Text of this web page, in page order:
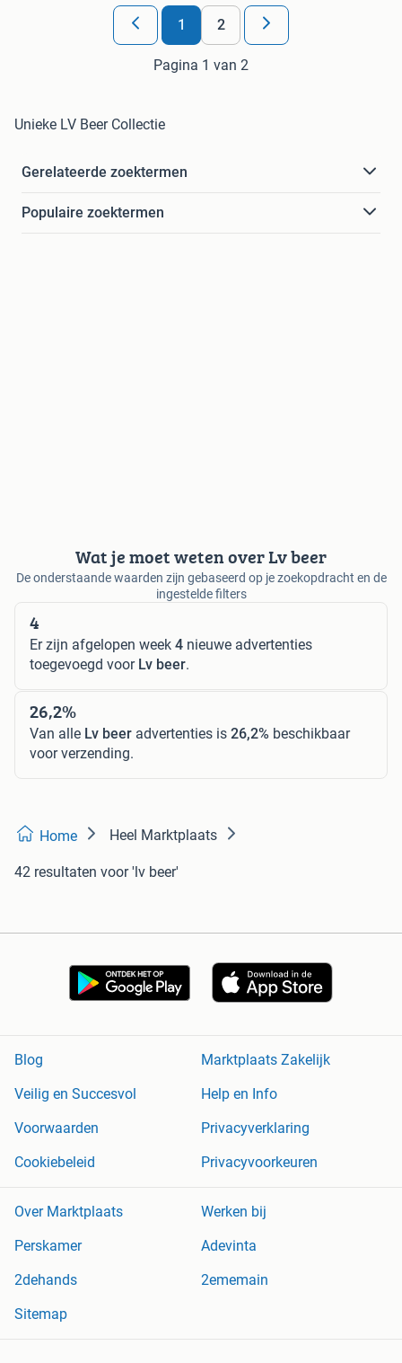
1 2
Pagina 1 van 2
Unieke LV Beer Collectie
Gerelateerde zoektermen
Populaire zoektermen
Wat je moet weten over Lv beer
De onderstaande waarden zijn gebaseerd op je zoekopdracht en de
ingestelde filters
4
Er zijn afgelopen week 4 nieuwe advertenties
toegevoegd voor Lv beer.
26,2%
Van alle Lv beer advertenties is 26,2% beschikbaar
voor verzending.
Home Heel Marktplaats
42 resultaten voor 'lv beer'
Blog
Marktplaats Zakelijk
Veilig en Succesvol
Help en Info
Voorwaarden
Privacyverklaring
Cookiebeleid
Privacyvoorkeuren
Over Marktplaats
Werken bij
Perskamer
Adevinta
2dehands
2ememain
Sitemap